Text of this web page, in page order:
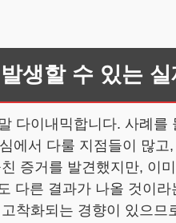
생할 수 있는 실
다이내믹합니다. 사례
에서 다룰 지점들이 많
증거를 발견했지만, 이
다른 결과가 나올 것이
착화되는 경향이 있으